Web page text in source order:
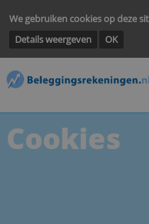
We gebruiken cookies op
Details weergeven
Cookies